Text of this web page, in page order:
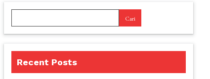
Cari
Recent Posts